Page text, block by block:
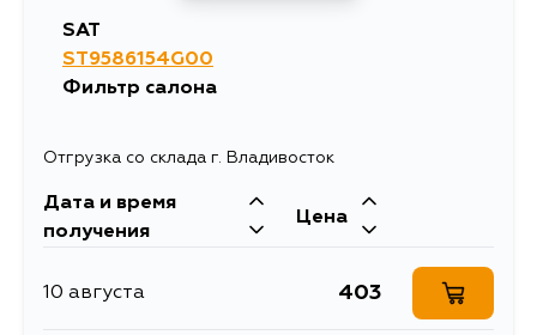
SAT
ST9586154G00
Фильтр салона
Отгрузка со склада г. Владивосток
Дата и время
получения
Цена
10 августа 403